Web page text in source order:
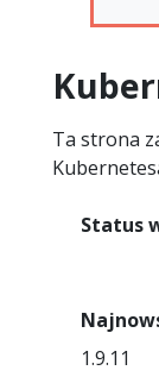
Ta strona
Status
1.9.11